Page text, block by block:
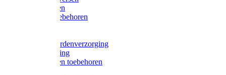
Hoofdstellen
Zadel & toebehoren
Rapide paardenverzorging
Ruiter kleding
Hoofdstellen toebehoren